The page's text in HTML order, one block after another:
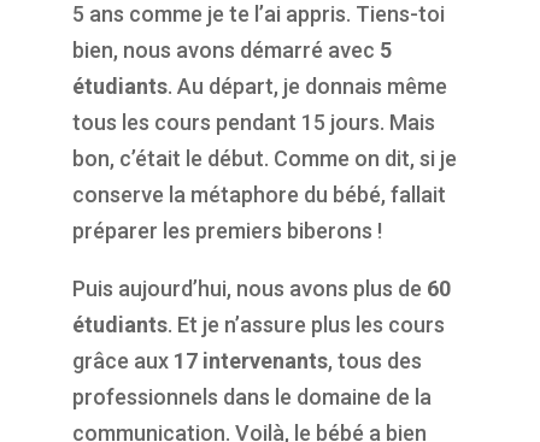
5 ans comme je te l’ai appris. Tiens-toi
bien, nous avons démarré avec 5
étudiants. Au départ, je donnais même
tous les cours pendant 15 jours. Mais
bon, c’était le début. Comme on dit, si je
conserve la métaphore du bébé, fallait
préparer les premiers biberons !
Puis aujourd’hui, nous avons plus de 60
étudiants. Et je n’assure plus les cours
grâce aux 17 intervenants, tous des
professionnels dans le domaine de la
communication. Voilà, le bébé a bien